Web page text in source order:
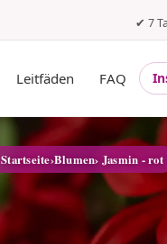
✔ 7
Leitfäden FAQ
Startseite›Blumen› Jasmin - rot